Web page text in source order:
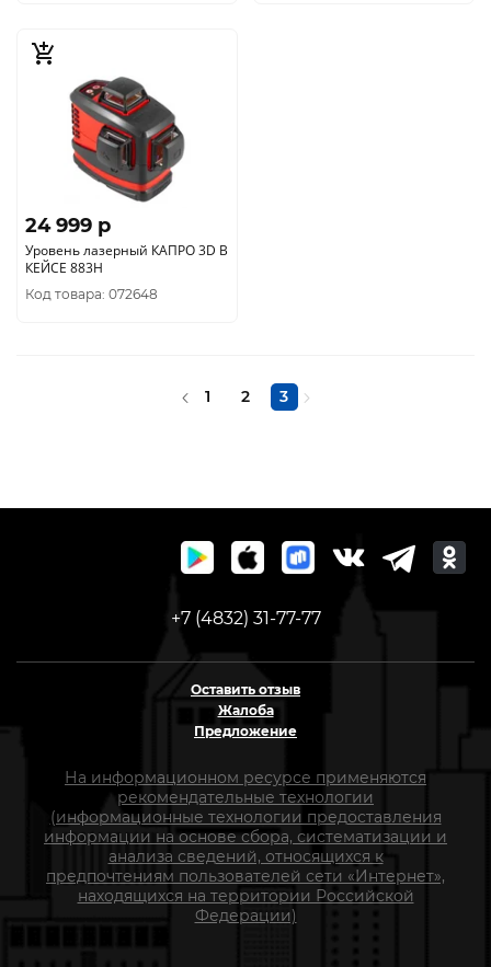
24 999 p
Уровень лазерный КАПРО 3D В
КЕЙСЕ 883H
Код товара: 072648
1 2 3
+7 (4832) 31-77-77
Оставить отзыв
Жалоба
Предложение
На информационном ресурсе применяются
рекомендательные технологии
(информационные технологии предоставления
информации на основе сбора, систематизации и
анализа сведений, относящихся к
предпочтениям пользователей сети «Интернет»,
находящихся на территории Российской
Федерации)